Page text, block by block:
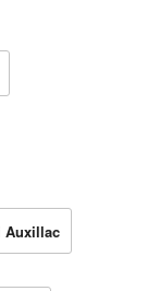
Auxillac